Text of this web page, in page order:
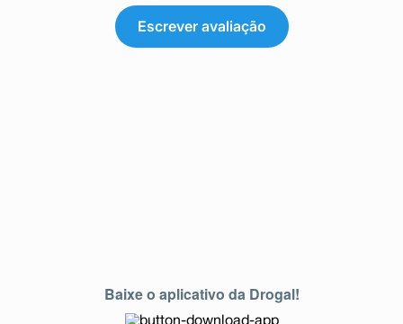
Escrever avaliação
Baixe o aplicativo da Drogal!